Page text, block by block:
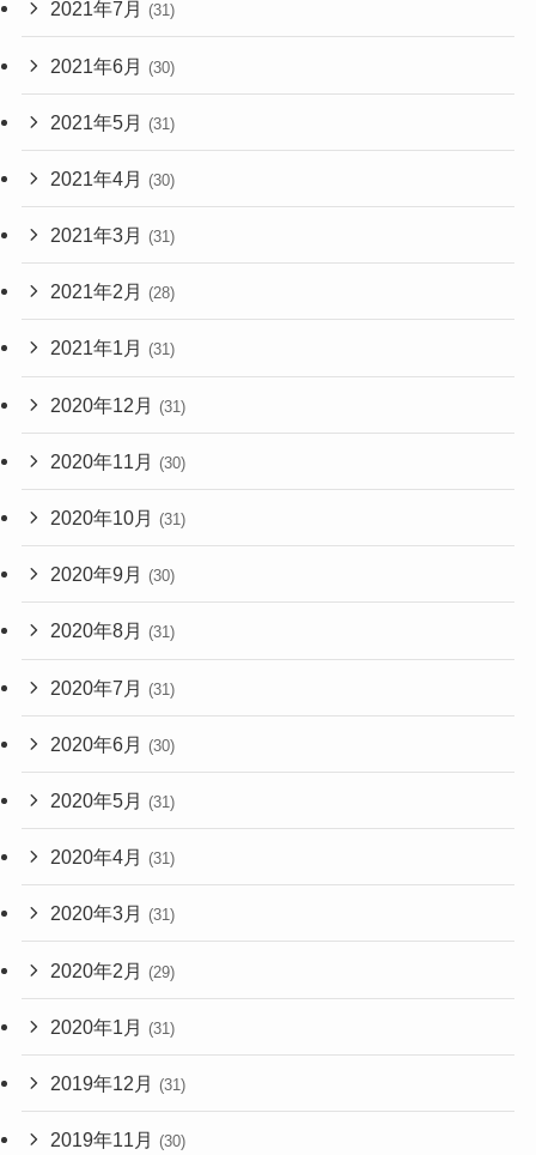
2021年7月 (31)
2021年6月 (30)
2021年5月 (31)
2021年4月 (30)
2021年3月 (31)
2021年2月 (28)
2021年1月 (31)
2020年12月 (31)
2020年11月 (30)
2020年10月 (31)
2020年9月 (30)
2020年8月 (31)
2020年7月 (31)
2020年6月 (30)
2020年5月 (31)
2020年4月 (31)
2020年3月 (31)
2020年2月 (29)
2020年1月 (31)
2019年12月 (31)
2019年11月 (30)